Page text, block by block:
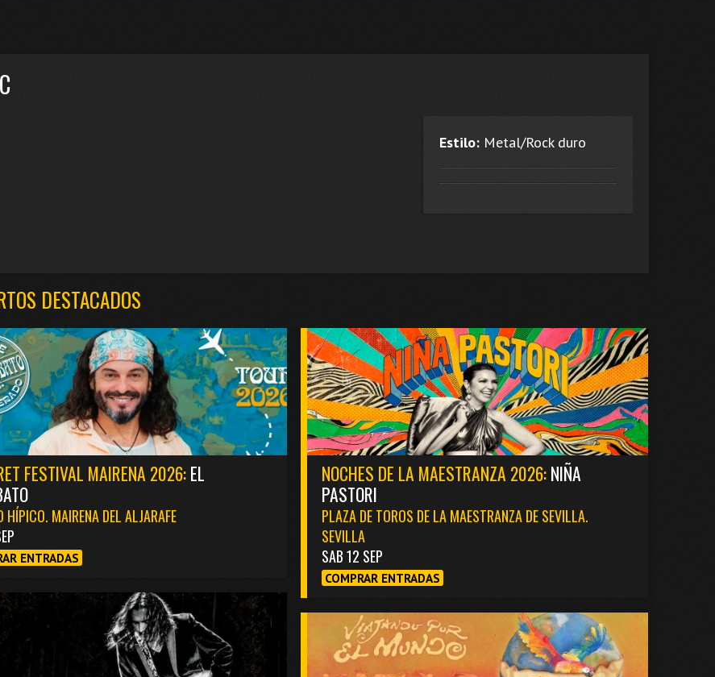
Estilo: Metal/Rock duro
DESTACADOS
FESTIVAL MAIRENA 2026:EL
HÍPICO. MAIRENA DEL ALJARAFE
ENTRADAS
NOCHES DE LA MAESTRANZA 2026:NIÑA
PASTORI
PLAZA DE TOROS DE LA MAESTRANZA DE SEVILLA.
SEVILLA
SAB 12 SEP
COMPRAR ENTRADAS